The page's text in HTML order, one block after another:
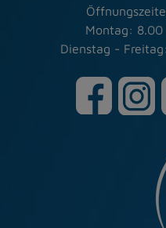
Montag: 8.00
Dienstag -